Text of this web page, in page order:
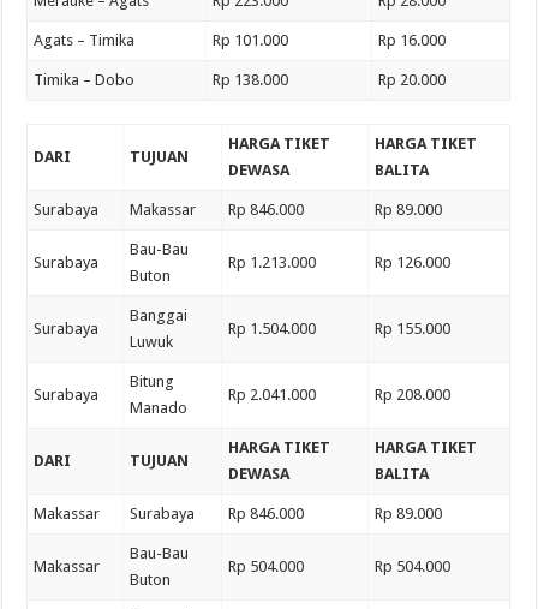
Agats – Timika Rp 101.000 Rp 16.000
Timika – Dobo Rp 138.000 Rp 20.000
DARI TUJUAN
HARGA TIKET
DEWASA
HARGA TIKET
BALITA
Surabaya Makassar Rp 846.000 Rp 89.000
Surabaya
Bau-Bau
Buton
Rp 1.213.000 Rp 126.000
Surabaya
Banggai
Luwuk
Rp 1.504.000 Rp 155.000
Surabaya
Bitung
Manado
Rp 2.041.000 Rp 208.000
DARI TUJUAN
HARGA TIKET
DEWASA
HARGA TIKET
BALITA
Makassar Surabaya Rp 846.000 Rp 89.000
Makassar
Bau-Bau
Buton
Rp 504.000 Rp 504.000